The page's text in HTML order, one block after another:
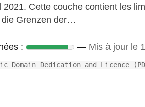
Cette couche contient les
die Grenzen der…
: Mis à jour le
Domain Dedication and Licence